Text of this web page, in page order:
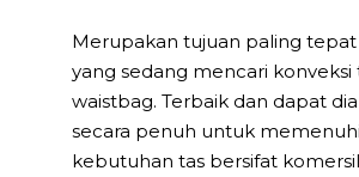
Merupakan tujuan paling tepat
yang sedang mencari konveksi
waistbag. Terbaik dan dapat
secara penuh untuk
kebutuhan tas bersifat